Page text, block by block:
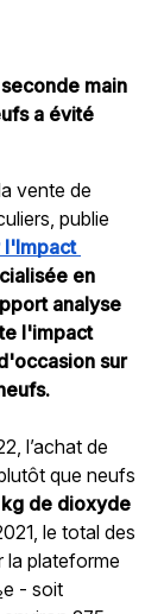
main
a évité
vente de
s, publie
l'Impact
en
analyse
l'impact
sur
l’achat de
que neufs
kg de dioxyde
le total des
la plateforme
- soit